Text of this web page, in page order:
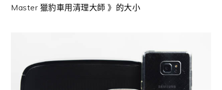
Master 獵豹車用清理大師 》的大小